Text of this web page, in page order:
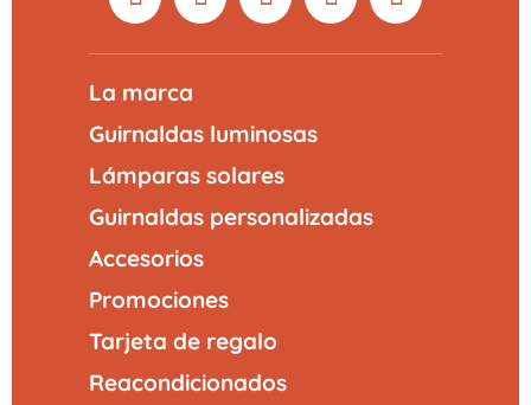
La marca
Guirnaldas luminosas
Lámparas solares
Guirnaldas personalizadas
Accesorios
Promociones
Tarjeta de regalo
Reacondicionados